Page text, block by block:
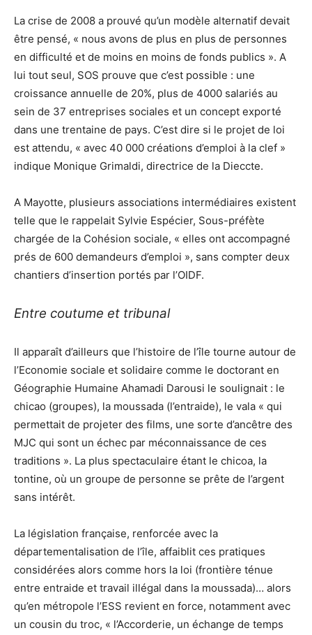
La crise de 2008 a prouvé qu’un modèle alternatif devait
être pensé, « nous avons de plus en plus de personnes
en difficulté et de moins en moins de fonds publics ». A
lui tout seul, SOS prouve que c’est possible : une
croissance annuelle de 20%, plus de 4000 salariés au
sein de 37 entreprises sociales et un concept exporté
dans une trentaine de pays. C’est dire si le projet de loi
est attendu, « avec 40 000 créations d’emploi à la clef »
indique Monique Grimaldi, directrice de la Dieccte.
A Mayotte, plusieurs associations intermédiaires existent
telle que le rappelait Sylvie Espécier, Sous-préfète
chargée de la Cohésion sociale, « elles ont accompagné
prés de 600 demandeurs d’emploi », sans compter deux
chantiers d’insertion portés par l’OIDF.
Entre coutume et tribunal
Il apparaît d’ailleurs que l’histoire de l’île tourne autour de
l’Economie sociale et solidaire comme le doctorant en
Géographie Humaine Ahamadi Darousi le soulignait : le
chicao (groupes), la moussada (l’entraide), le vala « qui
permettait de projeter des films, une sorte d’ancêtre des
MJC qui sont un échec par méconnaissance de ces
traditions ». La plus spectaculaire étant le chicoa, la
tontine, où un groupe de personne se prête de l’argent
sans intérêt.
La législation française, renforcée avec la
départementalisation de l’île, affaiblit ces pratiques
considérées alors comme hors la loi (frontière ténue
entre entraide et travail illégal dans la moussada)… alors
qu’en métropole l’ESS revient en force, notamment avec
un cousin du troc, « l’Accorderie, un échange de temps